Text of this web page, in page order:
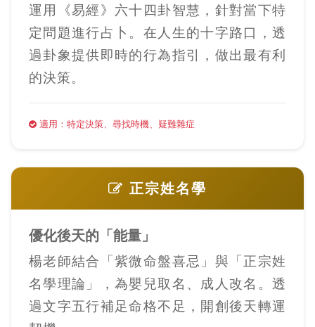
運用《易經》六十四卦智慧，針對當下特
定問題進行占卜。在人生的十字路口，透
過卦象提供即時的行為指引，做出最有利
的決策。
適用：特定決策、尋找時機、疑難雜症
正宗姓名學
優化後天的「能量」
楊老師結合「紫微命盤喜忌」與「正宗姓
名學理論」，為嬰兒取名、成人改名。透
過文字五行補足命格不足，開創後天轉運